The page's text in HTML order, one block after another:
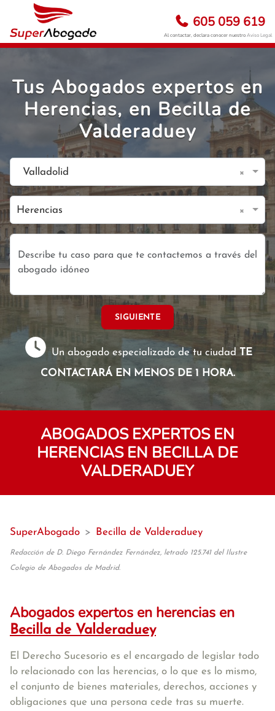
605 059 619
Al contactar, declara conocer nuestroAviso Legal
Tus Abogados expertos en
Herencias, en Becilla de
Valderaduey
Valladolid ×
Herencias ×
SIGUIENTE
Un abogado especializado de tu ciudadTE
CONTACTARÁ EN MENOS DE 1 HORA.
ABOGADOS EXPERTOS EN
HERENCIAS EN BECILLA DE
VALDERADUEY
SuperAbogado > Becilla de Valderaduey
Redacción de D. Diego Fernández Fernández, letrado 125.741 del Ilustre
Colegio de Abogados de Madrid.
Abogados expertos en herencias en
Becilla de Valderaduey
El Derecho Sucesorio es el encargado de legislar todo
lo relacionado con las herencias, o lo que es lo mismo,
el conjunto de bienes materiales, derechos, acciones y
obligaciones que una persona cede tras su muerte.